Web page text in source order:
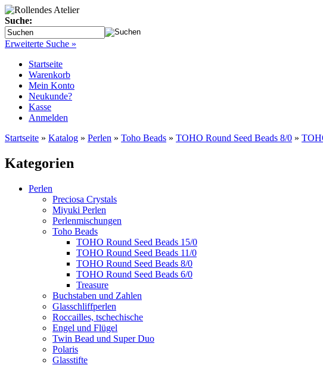
Suche:
Erweiterte Suche »
Startseite
Warenkorb
Mein Konto
Neukunde?
Kasse
Anmelden
Startseite » Katalog » Perlen » Toho Beads » TOHO Round Seed Beads 8/0 »
Kategorien
Perlen
Preciosa Crystals
Miyuki Perlen
Perlenmischungen
Toho Beads
TOHO Round Seed Beads 15/0
TOHO Round Seed Beads 11/0
TOHO Round Seed Beads 8/0
TOHO Round Seed Beads 6/0
Treasure
Buchstaben und Zahlen
Glasschliffperlen
Roccailles, tschechische
Engel und Flügel
Twin Bead und Super Duo
Polaris
Glasstifte